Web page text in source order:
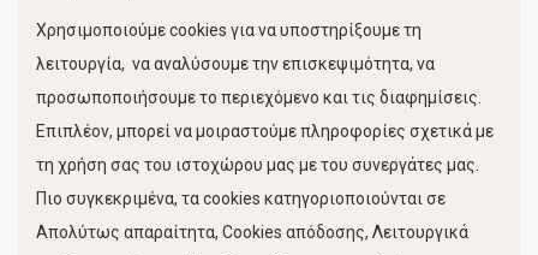
Κίνηση Λιμένος
Χρησιμοποιούμε cookies για να υποστηρίξουμε τη
λειτουργία, να αναλύσουμε την επισκεψιμότητα, να
προσωποποιήσουμε το περιεχόμενο και τις διαφημίσεις.
Επιπλέον, μπορεί να μοιραστούμε πληροφορίες σχετικά με
τη χρήση σας του ιστοχώρου μας με του συνεργάτες μας.
Πιο συγκεκριμένα, τα cookies κατηγοριοποιούνται σε
Απολύτως απαραίτητα, Cookies απόδοσης, Λειτουργικά